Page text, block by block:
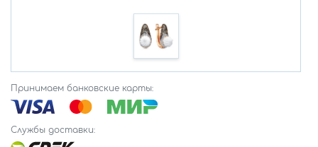
Принимаем банковские карты:
Службы доставки: